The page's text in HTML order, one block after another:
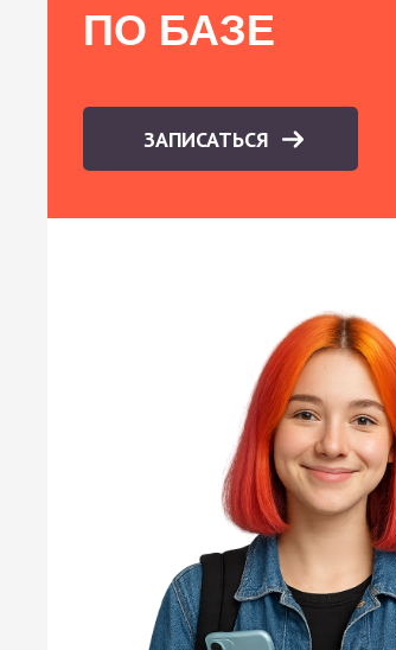
ПО БАЗЕ
ЗАПИСАТЬСЯ